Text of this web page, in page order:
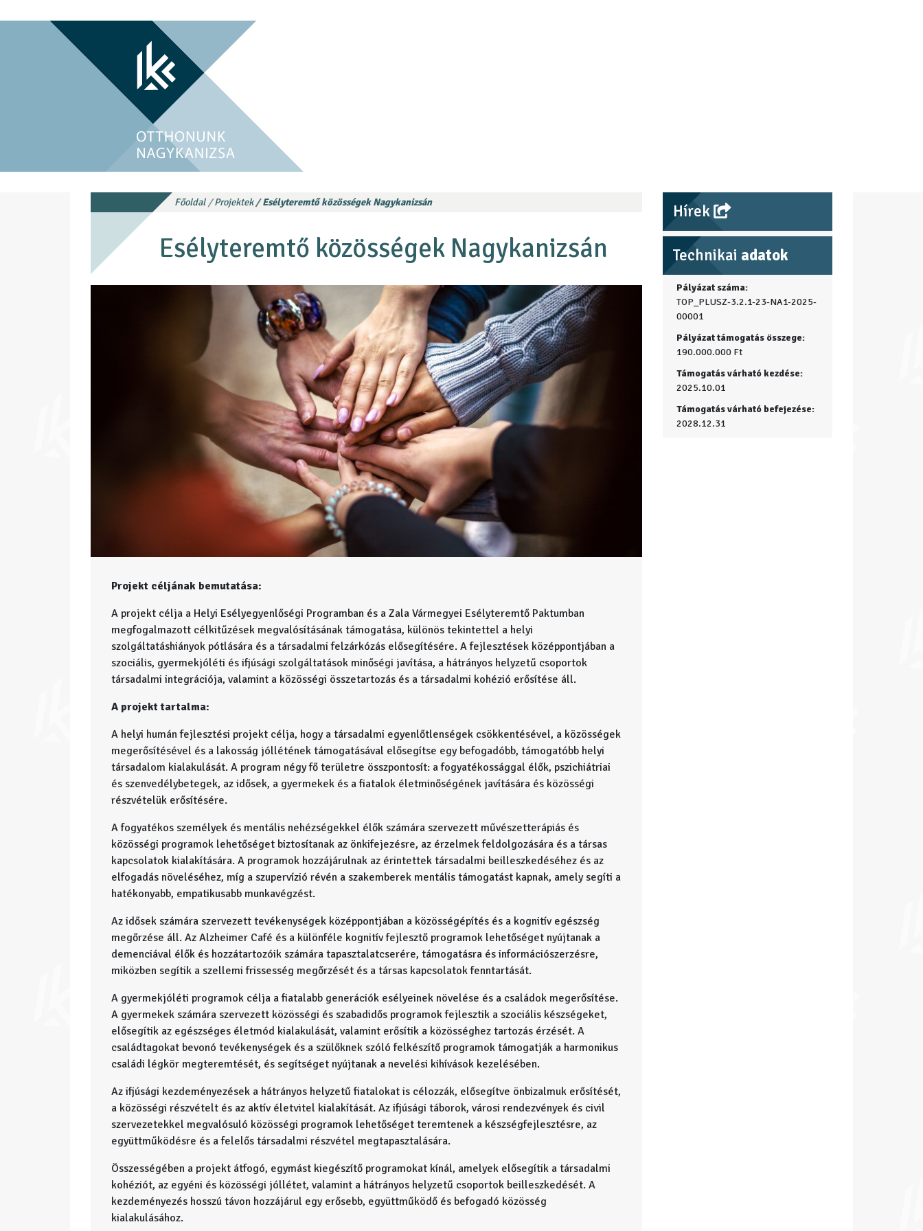
Főoldal Projektek Esélyteremtő közösségek Nagykanizsán
Esélyteremtő közösségek Nagykanizsán
Projekt céljának bemutatása:
A projekt célja a Helyi Esélyegyenlőségi Programban és a Zala Vármegyei Esélyteremtő Paktumban
megfogalmazott célkitűzések megvalósításának támogatása, különös tekintettel a helyi
szolgáltatáshiányok pótlására és a társadalmi felzárkózás elősegítésére. A fejlesztések középpontjában a
szociális, gyermekjóléti és ifjúsági szolgáltatások minőségi javítása, a hátrányos helyzetű csoportok
társadalmi integrációja, valamint a közösségi összetartozás és a társadalmi kohézió erősítése áll.
A projekt tartalma:
A helyi humán fejlesztési projekt célja, hogy a társadalmi egyenlőtlenségek csökkentésével, a közösségek
megerősítésével és a lakosság jóllétének támogatásával elősegítse egy befogadóbb, támogatóbb helyi
társadalom kialakulását. A program négy fő területre összpontosít: a fogyatékossággal élők, pszichiátriai
és szenvedélybetegek, az idősek, a gyermekek és a fiatalok életminőségének javítására és közösségi
részvételük erősítésére.
A fogyatékos személyek és mentális nehézségekkel élők számára szervezett művészetterápiás és
közösségi programok lehetőséget biztosítanak az önkifejezésre, az érzelmek feldolgozására és a társas
kapcsolatok kialakítására. A programok hozzájárulnak az érintettek társadalmi beilleszkedéséhez és az
elfogadás növeléséhez, míg a szupervízió révén a szakemberek mentális támogatást kapnak, amely segíti a
hatékonyabb, empatikusabb munkavégzést.
Az idősek számára szervezett tevékenységek középpontjában a közösségépítés és a kognitív egészség
megőrzése áll. Az Alzheimer Café és a különféle kognitív fejlesztő programok lehetőséget nyújtanak a
demenciával élők és hozzátartozóik számára tapasztalatcserére, támogatásra és információszerzésre,
miközben segítik a szellemi frissesség megőrzését és a társas kapcsolatok fenntartását.
A gyermekjóléti programok célja a fiatalabb generációk esélyeinek növelése és a családok megerősítése.
A gyermekek számára szervezett közösségi és szabadidős programok fejlesztik a szociális készségeket,
elősegítik az egészséges életmód kialakulását, valamint erősítik a közösséghez tartozás érzését. A
családtagokat bevonó tevékenységek és a szülőknek szóló felkészítő programok támogatják a harmonikus
családi légkör megteremtését, és segítséget nyújtanak a nevelési kihívások kezelésében.
Az ifjúsági kezdeményezések a hátrányos helyzetű fiatalokat is célozzák, elősegítve önbizalmuk erősítését,
a közösségi részvételt és az aktív életvitel kialakítását. Az ifjúsági táborok, városi rendezvények és civil
szervezetekkel megvalósuló közösségi programok lehetőséget teremtenek a készségfejlesztésre, az
együttműködésre és a felelős társadalmi részvétel megtapasztalására.
Összességében a projekt átfogó, egymást kiegészítő programokat kínál, amelyek elősegítik a társadalmi
kohéziót, az egyéni és közösségi jóllétet, valamint a hátrányos helyzetű csoportok beilleszkedését. A
kezdeményezés hosszú távon hozzájárul egy erősebb, együttműködő és befogadó közösség
kialakulásához.
Hírek
Technikai adatok
Pályázat száma:
TOP_PLUSZ-3.2.1-23-NA1-2025-
00001
Pályázat támogatás összege:
190.000.000 Ft
Támogatás várható kezdése:
2025.10.01
Támogatás várható befejezése:
2028.12.31